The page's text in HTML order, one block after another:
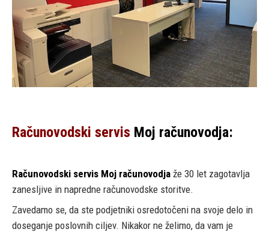
Računovodski servis Moj računovodja:
Računovodski servis Moj računovodja že 30 let zagotavlja
zanesljive in napredne računovodske storitve.
Zavedamo se, da ste podjetniki osredotočeni na svoje delo in
doseganje poslovnih ciljev. Nikakor ne želimo, da vam je